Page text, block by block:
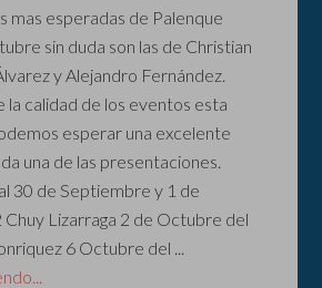
mas esperadas de Palenque
sin duda son las de Christian
y Alejandro Fernández.
la calidad de los eventos esta
esperar una excelente
una de las presentaciones.
30 de Septiembre y 1 de
Lizarraga 2 de Octubre del
6 Octubre del ...